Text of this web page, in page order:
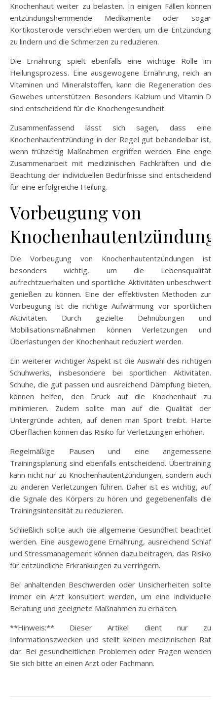
Knochenhaut weiter zu belasten. In einigen Fällen können
entzündungshemmende Medikamente oder sogar
Kortikosteroide verschrieben werden, um die Entzündung
zu lindern und die Schmerzen zu reduzieren.
Die Ernährung spielt ebenfalls eine wichtige Rolle im
Heilungsprozess. Eine ausgewogene Ernährung, reich an
Vitaminen und Mineralstoffen, kann die Regeneration des
Gewebes unterstützen. Besonders Kalzium und Vitamin D
sind entscheidend für die Knochengesundheit.
Zusammenfassend lässt sich sagen, dass eine
Knochenhautentzündung in der Regel gut behandelbar ist,
wenn frühzeitig Maßnahmen ergriffen werden. Eine enge
Zusammenarbeit mit medizinischen Fachkräften und die
Beachtung der individuellen Bedürfnisse sind entscheidend
für eine erfolgreiche Heilung.
Vorbeugung von
Die Vorbeugung von Knochenhautentzündungen ist
besonders wichtig, um die Lebensqualität
aufrechtzuerhalten und sportliche Aktivitäten unbeschwert
genießen zu können. Eine der effektivsten Methoden zur
Vorbeugung ist die richtige Aufwärmung vor sportlichen
Aktivitäten. Durch gezielte Dehnübungen und
Mobilisationsmaßnahmen können Verletzungen und
Überlastungen der Knochenhaut reduziert werden.
Ein weiterer wichtiger Aspekt ist die Auswahl des richtigen
Schuhwerks, insbesondere bei sportlichen Aktivitäten.
Schuhe, die gut passen und ausreichend Dämpfung bieten,
können helfen, den Druck auf die Knochenhaut zu
minimieren. Zudem sollte man auf die Qualität der
Untergründe achten, auf denen man Sport treibt. Harte
Oberflächen können das Risiko für Verletzungen erhöhen.
Regelmäßige Pausen und eine angemessene
Trainingsplanung sind ebenfalls entscheidend. Übertraining
kann nicht nur zu Knochenhautentzündungen, sondern auch
zu anderen Verletzungen führen. Daher ist es wichtig, auf
die Signale des Körpers zu hören und gegebenenfalls die
Trainingsintensität zu reduzieren.
Schließlich sollte auch die allgemeine Gesundheit beachtet
werden. Eine ausgewogene Ernährung, ausreichend Schlaf
und Stressmanagement können dazu beitragen, das Risiko
für entzündliche Erkrankungen zu verringern.
Bei anhaltenden Beschwerden oder Unsicherheiten sollte
immer ein Arzt konsultiert werden, um eine individuelle
Beratung und geeignete Maßnahmen zu erhalten.
**Hinweis:** Dieser Artikel dient nur zu
Informationszwecken und stellt keinen medizinischen Rat
dar. Bei gesundheitlichen Problemen oder Fragen wenden
Sie sich bitte an einen Arzt oder Fachmann.